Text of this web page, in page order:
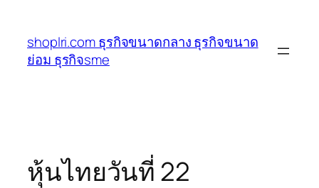
เนื้อหา
shoplri.com ธุรกิจขนาดกลาง ธุรกิจขนาด
ย่อม ธุรกิจsme
หุ้นไทยวันที่ 22